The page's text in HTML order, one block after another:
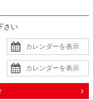
のデザインが引き立ちお
とまります。
一人での着用は難しいデ
さい